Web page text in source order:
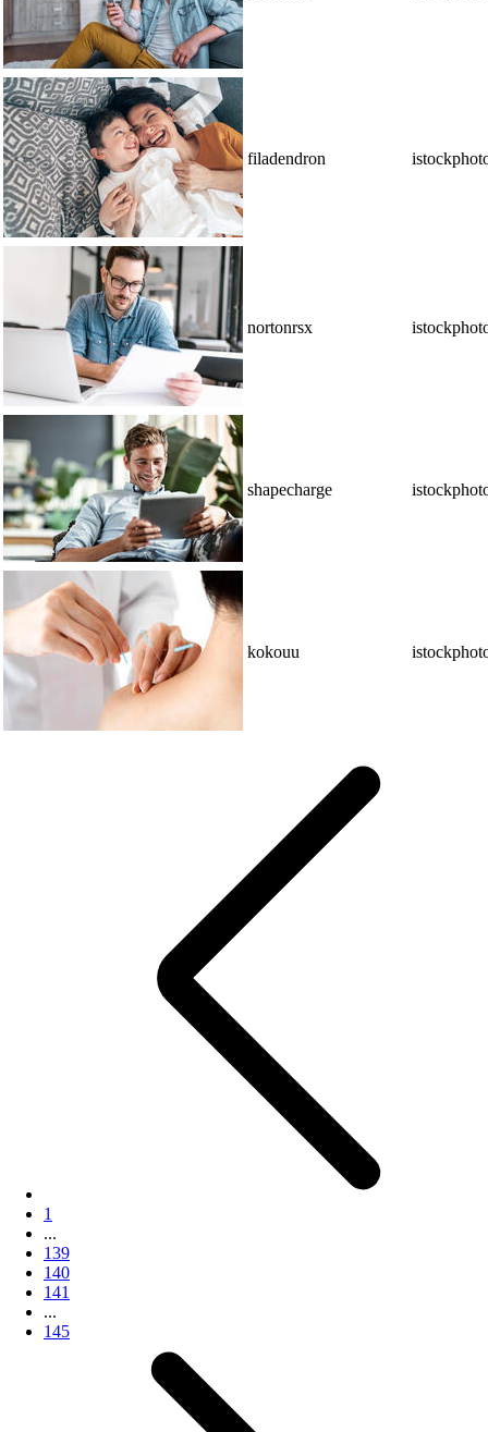
filadendron
nortonrsx
shapecharge
kokouu
1
...
139
140
141
...
145